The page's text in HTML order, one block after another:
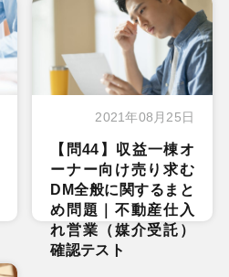
2021年08月25日
【問44】収益一棟オ
ーナー向け売り求む
DM全般に関するまと
め問題｜不動産仕入
れ営業（媒介受託）
確認テスト